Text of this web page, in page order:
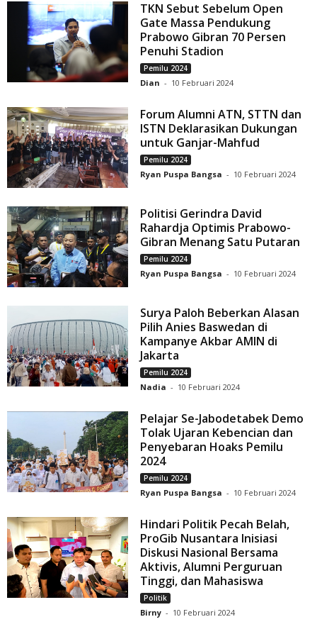
TKN Sebut Sebelum Open
Gate Massa Pendukung
Prabowo Gibran 70 Persen
Penuhi Stadion
Pemilu 2024
Dian - 10 Februari 2024
Forum Alumni ATN, STTN dan
ISTN Deklarasikan Dukungan
untuk Ganjar-Mahfud
Pemilu 2024
Ryan Puspa Bangsa - 10 Februari 2024
Politisi Gerindra David
Rahardja Optimis Prabowo-
Gibran Menang Satu Putaran
Pemilu 2024
Ryan Puspa Bangsa - 10 Februari 2024
Surya Paloh Beberkan Alasan
Pilih Anies Baswedan di
Kampanye Akbar AMIN di
Jakarta
Pemilu 2024
Nadia - 10 Februari 2024
Pelajar Se-Jabodetabek Demo
Tolak Ujaran Kebencian dan
Penyebaran Hoaks Pemilu
2024
Pemilu 2024
Ryan Puspa Bangsa - 10 Februari 2024
Hindari Politik Pecah Belah,
ProGib Nusantara Inisiasi
Diskusi Nasional Bersama
Aktivis, Alumni Perguruan
Tinggi, dan Mahasiswa
Politik
Birny - 10 Februari 2024